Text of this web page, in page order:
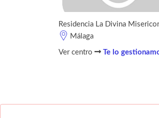
Residencia La Divina
Málaga
Ver centro Te lo